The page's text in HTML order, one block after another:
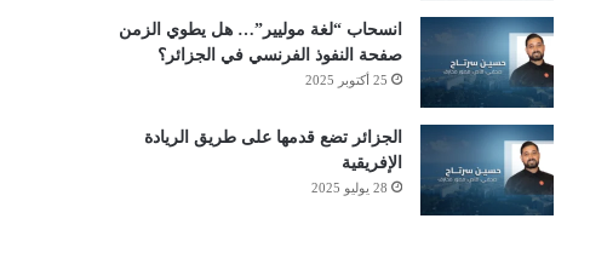
انسحاب “لغة موليير”… هل يطوي الزمن
صفحة النفوذ الفرنسي في الجزائر؟
25 أكتوبر 2025
الجزائر تضع قدمها على طريق الريادة
الإفريقية
28 يوليو 2025